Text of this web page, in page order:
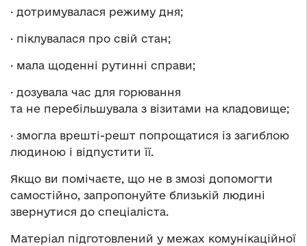
· дотримувалася режиму дня;
· піклувалася про свій стан;
· мала щоденні рутинні справи;
· дозувала час для горювання
та не перебільшувала з візитами на кладовище;
· змогла врешті-решт попрощатися із загиблою
людиною і відпустити її.
Якщо ви помічаєте, що не в змозі допомогти
самостійно, запропонуйте близькій людині
звернутися до спеціаліста.
Матеріал підготовлений у межах комунікаційної